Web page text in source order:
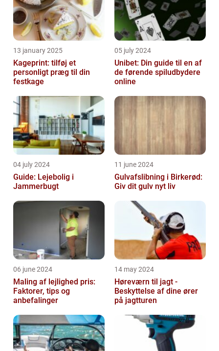
13 january 2025
Kageprint: tilføj et
personligt præg til din
festkage
05 july 2024
Unibet: Din guide til en af
de førende spiludbydere
online
04 july 2024
Guide: Lejebolig i
Jammerbugt
11 june 2024
Gulvafslibning i Birkerød:
Giv dit gulv nyt liv
06 june 2024
Maling af lejlighed pris:
Faktorer, tips og
anbefalinger
14 may 2024
Høreværn til jagt -
Beskyttelse af dine ører
på jagtturen